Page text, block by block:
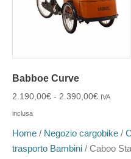
Babboe Curve
2.190,00€ - 2.390,00€ IVA
inclusa
Home / Negozio cargobike /
trasporto Bambini / Caboo